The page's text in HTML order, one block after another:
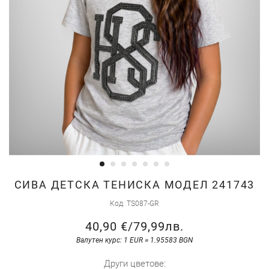
СИВА ДЕТСКА ТЕНИСКА МОДЕЛ 241743
Код TS087-GR
40,90 €/79,99лв.
Валутен курс: 1 EUR = 1.95583 BGN
Други цветове:
Преминете